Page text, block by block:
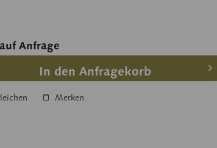
Anfrage
In den Anfragekorb
Merken